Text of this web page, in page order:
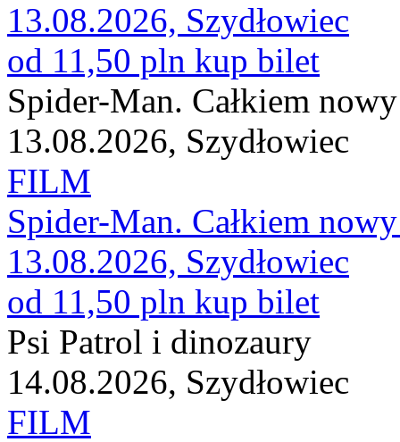
13.08.2026, Szydłowiec
od 11,50 pln kup bilet
Spider-Man. Całkiem
13.08.2026, Szydłowiec
FILM
Spider-Man. Całkiem
13.08.2026, Szydłowiec
od 11,50 pln kup bilet
Psi Patrol i dinozaury
14.08.2026, Szydłowiec
FILM